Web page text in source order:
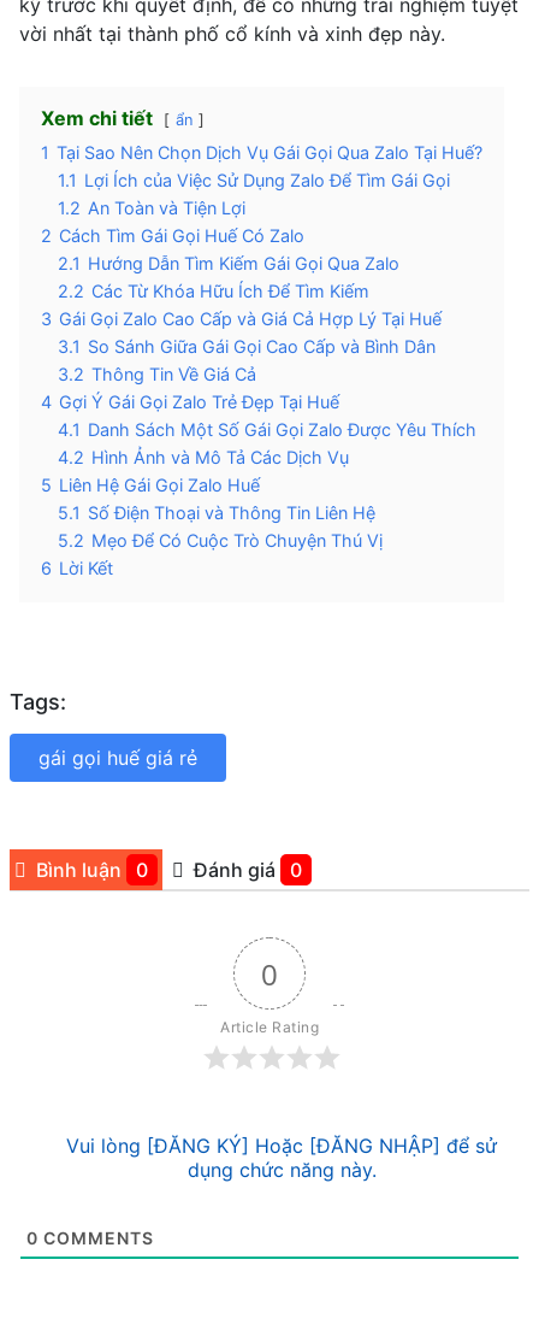
kỹ trước khi quyết định, để có những trải nghiệm tuyệt
vời nhất tại thành phố cổ kính và xinh đẹp này.
Xem chi tiết ẩn
1 Tại Sao Nên Chọn Dịch Vụ Gái Gọi Qua Zalo Tại Huế?
1.1 Lợi Ích của Việc Sử Dụng Zalo Để Tìm Gái Gọi
1.2 An Toàn và Tiện Lợi
2 Cách Tìm Gái Gọi Huế Có Zalo
2.1 Hướng Dẫn Tìm Kiếm Gái Gọi Qua Zalo
2.2 Các Từ Khóa Hữu Ích Để Tìm Kiếm
3 Gái Gọi Zalo Cao Cấp và Giá Cả Hợp Lý Tại Huế
3.1 So Sánh Giữa Gái Gọi Cao Cấp và Bình Dân
3.2 Thông Tin Về Giá Cả
4 Gợi Ý Gái Gọi Zalo Trẻ Đẹp Tại Huế
4.1 Danh Sách Một Số Gái Gọi Zalo Được Yêu Thích
4.2 Hình Ảnh và Mô Tả Các Dịch Vụ
5 Liên Hệ Gái Gọi Zalo Huế
5.1 Số Điện Thoại và Thông Tin Liên Hệ
5.2 Mẹo Để Có Cuộc Trò Chuyện Thú Vị
6 Lời Kết
Tags:
gái gọi huế giá rẻ
Bình luận 0 Đánh giá 0
0
Article Rating
Vui lòng [ĐĂNG KÝ] Hoặc [ĐĂNG NHẬP] để sử
dụng chức năng này.
0 COMMENTS